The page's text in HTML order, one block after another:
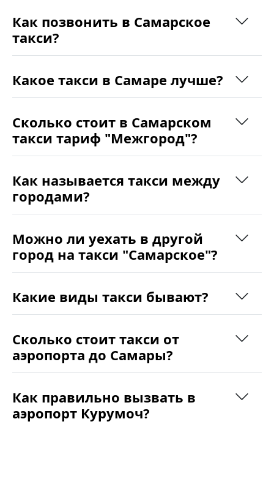
Как позвонить в Самарское
такси?
Какое такси в Самаре лучше?
Сколько стоит в Самарском
такси тариф "Межгород"?
Как называется такси между
городами?
Можно ли уехать в другой
город на такси "Самарское"?
Какие виды такси бывают?
Сколько стоит такси от
аэропорта до Самары?
Как правильно вызвать в
аэропорт Курумоч?